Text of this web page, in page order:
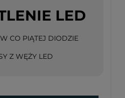
LED
CO PIĄTEJ DIODZIE
Z WĘŻY LED